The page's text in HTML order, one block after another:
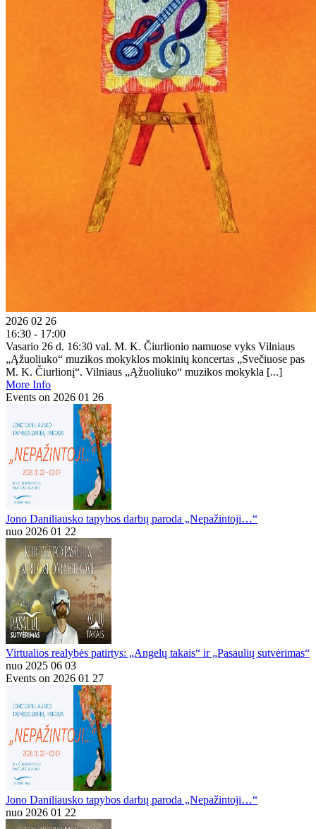
2026 02 26
16:30 - 17:00
Vasario 26 d. 16:30 val. M. K. Čiurlionio namuose vyks Vilniaus
„Ąžuoliuko“ muzikos mokyklos mokinių koncertas „Svečiuose pas
M. K. Čiurlionį“. Vilniaus „Ąžuoliuko“ muzikos mokykla [...]
More Info
Events on 2026 01 26
Jono Daniliausko tapybos darbų paroda „Nepažintoji…“
nuo 2026 01 22
Virtualios realybės patirtys: „Angelų takais“ ir „Pasaulių sutvėrimas“
nuo 2025 06 03
Events on 2026 01 27
Jono Daniliausko tapybos darbų paroda „Nepažintoji…“
nuo 2026 01 22